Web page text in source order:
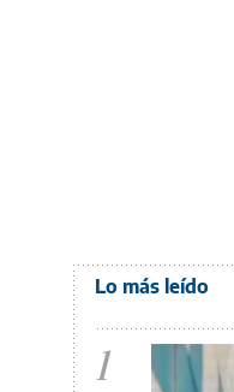
Lo más leído
1